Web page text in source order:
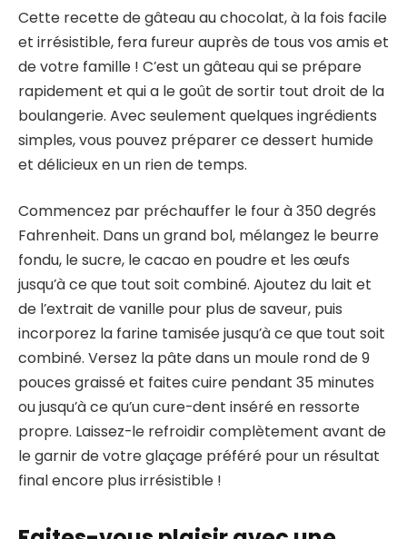
Cette recette de gâteau au chocolat, à la fois facile
et irrésistible, fera fureur auprès de tous vos amis et
de votre famille ! C’est un gâteau qui se prépare
rapidement et qui a le goût de sortir tout droit de la
boulangerie. Avec seulement quelques ingrédients
simples, vous pouvez préparer ce dessert humide
et délicieux en un rien de temps.
Commencez par préchauffer le four à 350 degrés
Fahrenheit. Dans un grand bol, mélangez le beurre
fondu, le sucre, le cacao en poudre et les œufs
jusqu’à ce que tout soit combiné. Ajoutez du lait et
de l’extrait de vanille pour plus de saveur, puis
incorporez la farine tamisée jusqu’à ce que tout soit
combiné. Versez la pâte dans un moule rond de 9
pouces graissé et faites cuire pendant 35 minutes
ou jusqu’à ce qu’un cure-dent inséré en ressorte
propre. Laissez-le refroidir complètement avant de
le garnir de votre glaçage préféré pour un résultat
final encore plus irrésistible !